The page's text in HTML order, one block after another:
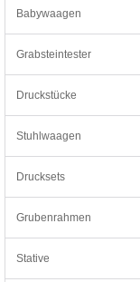
Babywaagen
Grabsteintester
Druckstücke
Stuhlwaagen
Drucksets
Grubenrahmen
Stative